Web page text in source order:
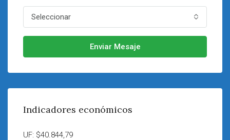
Seleccionar
Enviar Mesaje
Indicadores económicos
UF: $40.844,79